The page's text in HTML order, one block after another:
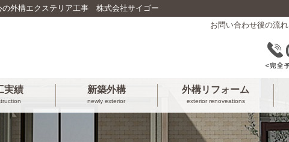
の外構エクステリア工事 株式会社サイゴー
お問い合わせ後の流れ
実績 新築外構
newly exterior
外構リフォーム
exterior renoveations